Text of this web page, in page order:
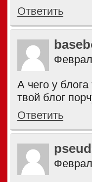
Ответить
А чего у
твой блог
Ответить